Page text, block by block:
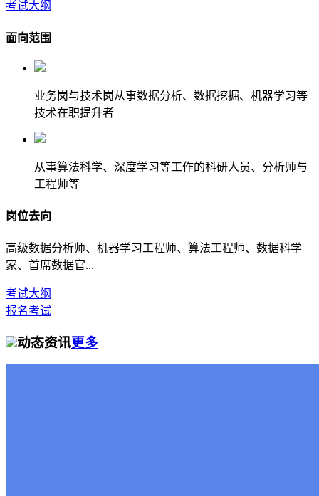
考试大纲
面向范围
业务岗与技术岗从事数据分析、数据挖掘、机器学习等
技术在职提升者
从事算法科学、深度学习等工作的科研人员、分析师与
工程师等
岗位去向
高级数据分析师、机器学习工程师、算法工程师、数据科学
家、首席数据官...
考试大纲
报名考试
动态资讯更多